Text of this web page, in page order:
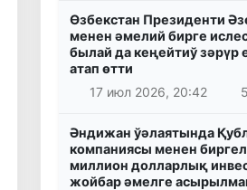
Өзбекстан Президенти
менен әмелий бирге
былай да кеңейтиў зәрүр
атап өтти
17 июл 2026, 20:42
Әндижан ўәлаятында
компаниясы менен
миллион долларлық
жойбар әмелге